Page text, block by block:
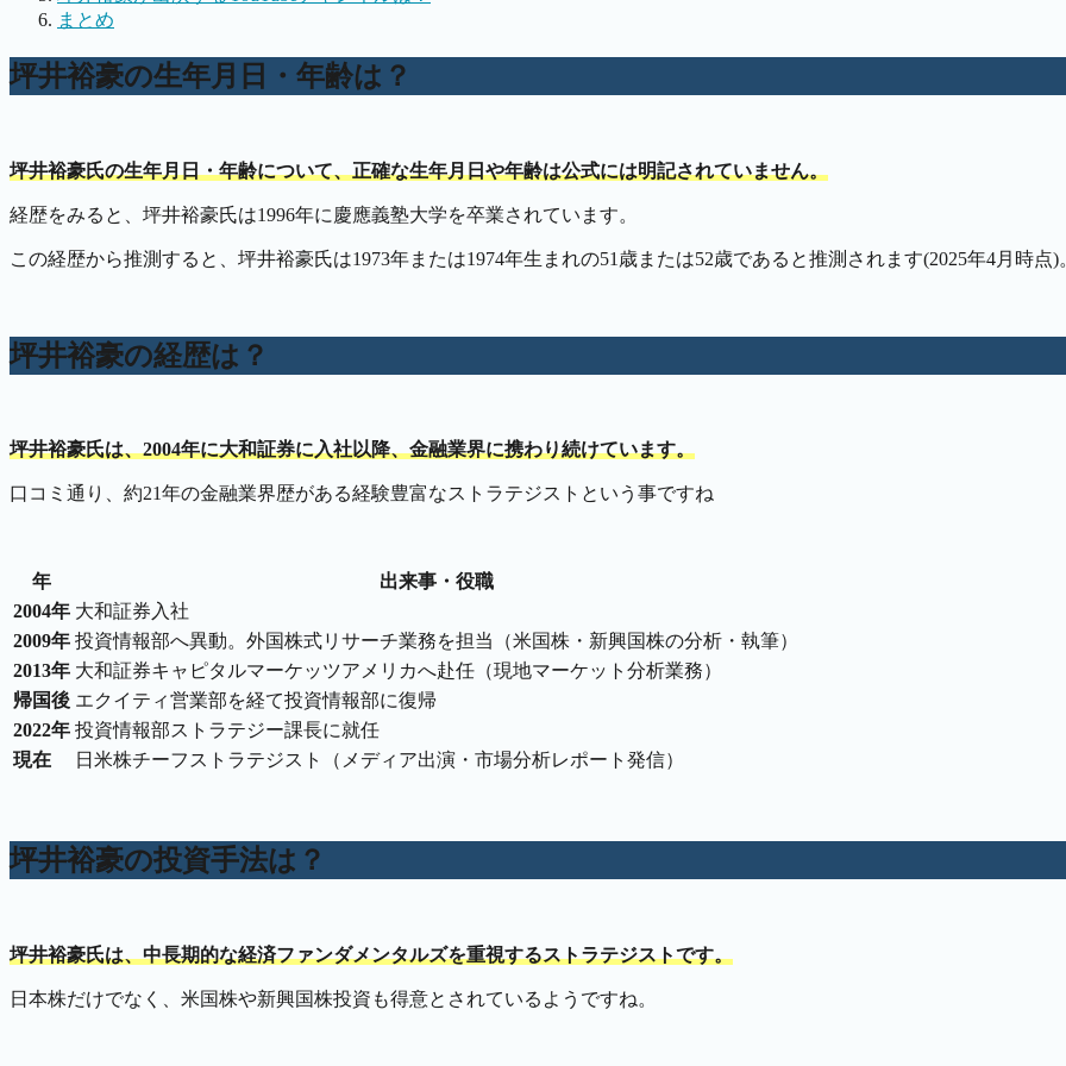
まとめ
坪井裕豪の生年月日・年齢は？
坪井裕豪氏の生年月日・年齢について、正確な生年月日や年齢は公式には明記されていません。
経歴をみると、坪井裕豪氏は1996年に慶應義塾大学を卒業されています。
この経歴から推測すると、坪井裕豪氏は1973年または1974年生まれの51歳または52歳であると推測されます(2025年4月時点)
坪井裕豪の経歴は？
坪井裕豪氏は、2004年に大和証券に入社以降、金融業界に携わり続けています。
口コミ通り、約21年の金融業界歴がある経験豊富なストラテジストという事ですね
年
出来事・役職
2004年 大和証券入社
2009年 投資情報部へ異動。外国株式リサーチ業務を担当（米国株・新興国株の分析・執筆）
2013年 大和証券キャピタルマーケッツアメリカへ赴任（現地マーケット分析業務）
帰国後 エクイティ営業部を経て投資情報部に復帰
2022年 投資情報部ストラテジー課長に就任
現在
日米株チーフストラテジスト（メディア出演・市場分析レポート発信）
坪井裕豪の投資手法は？
坪井裕豪氏は、中長期的な経済ファンダメンタルズを重視するストラテジストです。
日本株だけでなく、米国株や新興国株投資も得意とされているようですね。